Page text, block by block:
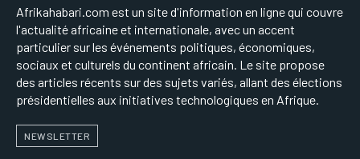
Afrikahabari.com est un site d'information en ligne qui couvre
l'actualité africaine et internationale, avec un accent
particulier sur les événements politiques, économiques,
sociaux et culturels du continent africain. Le site propose
des articles récents sur des sujets variés, allant des élections
présidentielles aux initiatives technologiques en Afrique.
NEWSLETTER